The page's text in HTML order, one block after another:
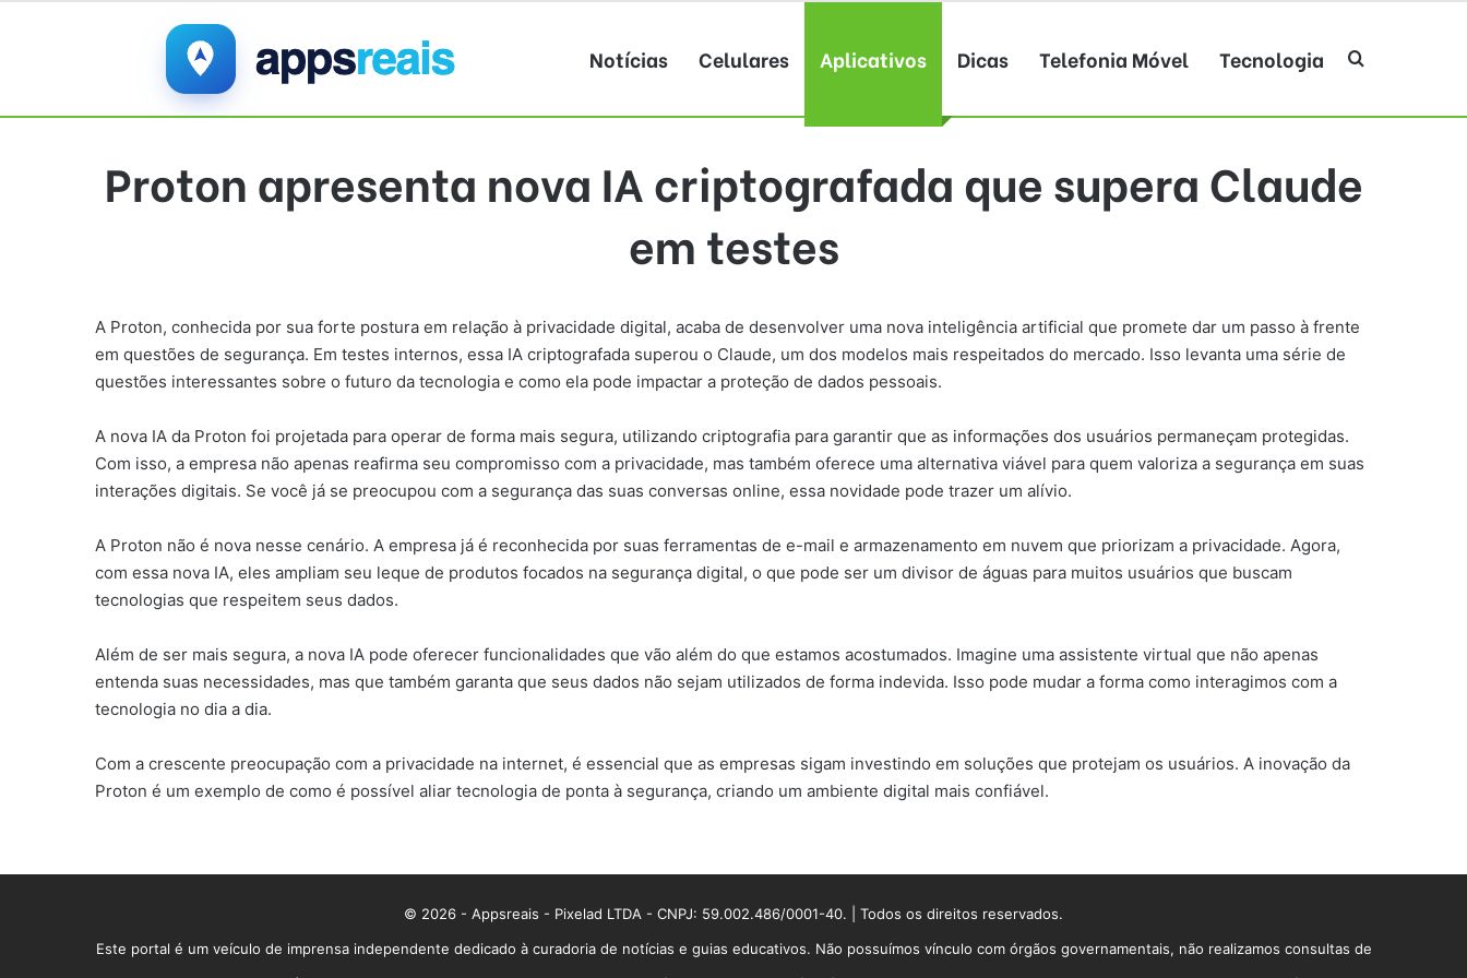
Notícias Celulares Aplicativos Dicas Telefonia Móvel Tecnologia Procurar por
Proton apresenta nova IA criptografada que supera Claude
em testes
A Proton, conhecida por sua forte postura em relação à privacidade digital, acaba de desenvolver uma nova inteligência artificial que promete dar um passo à frente
em questões de segurança. Em testes internos, essa IA criptografada superou o Claude, um dos modelos mais respeitados do mercado. Isso levanta uma série de
questões interessantes sobre o futuro da tecnologia e como ela pode impactar a proteção de dados pessoais.
A nova IA da Proton foi projetada para operar de forma mais segura, utilizando criptografia para garantir que as informações dos usuários permaneçam protegidas.
Com isso, a empresa não apenas reafirma seu compromisso com a privacidade, mas também oferece uma alternativa viável para quem valoriza a segurança em suas
interações digitais. Se você já se preocupou com a segurança das suas conversas online, essa novidade pode trazer um alívio.
A Proton não é nova nesse cenário. A empresa já é reconhecida por suas ferramentas de e-mail e armazenamento em nuvem que priorizam a privacidade. Agora,
com essa nova IA, eles ampliam seu leque de produtos focados na segurança digital, o que pode ser um divisor de águas para muitos usuários que buscam
tecnologias que respeitem seus dados.
Além de ser mais segura, a nova IA pode oferecer funcionalidades que vão além do que estamos acostumados. Imagine uma assistente virtual que não apenas
entenda suas necessidades, mas que também garanta que seus dados não sejam utilizados de forma indevida. Isso pode mudar a forma como interagimos com a
tecnologia no dia a dia.
Com a crescente preocupação com a privacidade na internet, é essencial que as empresas sigam investindo em soluções que protejam os usuários. A inovação da
Proton é um exemplo de como é possível aliar tecnologia de ponta à segurança, criando um ambiente digital mais confiável.
© 2026 - Appsreais - Pixelad LTDA - CNPJ: 59.002.486/0001-40. | Todos os direitos reservados.
Este portal é um veículo de imprensa independente dedicado à curadoria de notícias e guias educativos. Não possuímos vínculo com órgãos governamentais, não realizamos consultas de